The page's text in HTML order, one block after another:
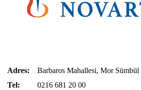
Adres:
Barbaros Mahallesi, Mor
Tel:
0216 681 20 00